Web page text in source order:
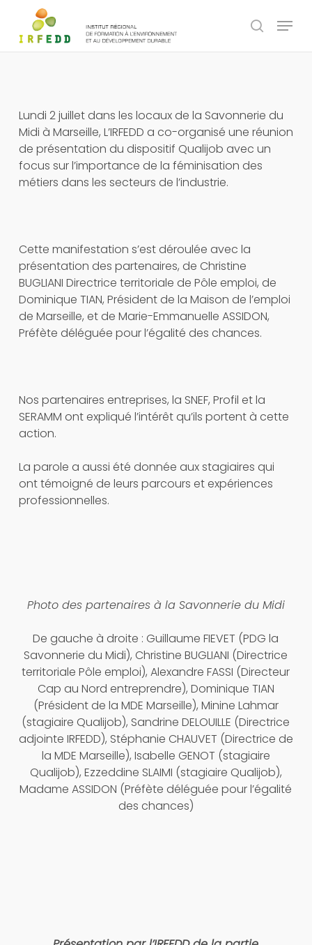
main
search
Menu
Lundi 2 juillet dans les locaux de la Savonnerie du
Midi à Marseille, L’IRFEDD a co-organisé une réunion
de présentation du dispositif Qualijob avec un
focus sur l’importance de la féminisation des
métiers dans les secteurs de l’industrie.
Cette manifestation s’est déroulée avec la
présentation des partenaires, de Christine
BUGLIANI Directrice territoriale de Pôle emploi, de
Dominique TIAN, Président de la Maison de l’emploi
de Marseille, et de Marie-Emmanuelle ASSIDON,
Préfète déléguée pour l’égalité des chances.
Nos partenaires entreprises, la SNEF, Profil et la
SERAMM ont expliqué l’intérêt qu’ils portent à cette
action.
La parole a aussi été donnée aux stagiaires qui
ont témoigné de leurs parcours et expériences
professionnelles.
Photo des partenaires à la Savonnerie du Midi
De gauche à droite : Guillaume FIEVET (PDG la
Savonnerie du Midi), Christine BUGLIANI (Directrice
territoriale Pôle emploi), Alexandre FASSI (Directeur
Cap au Nord entreprendre), Dominique TIAN
(Président de la MDE Marseille), Minine Lahmar
(stagiaire Qualijob), Sandrine DELOUILLE (Directrice
adjointe IRFEDD), Stéphanie CHAUVET (Directrice de
la MDE Marseille), Isabelle GENOT (stagiaire
Qualijob), Ezzeddine SLAIMI (stagiaire Qualijob),
Madame ASSIDON (Préfète déléguée pour l’égalité
des chances)
Panneau de gestion des cookies